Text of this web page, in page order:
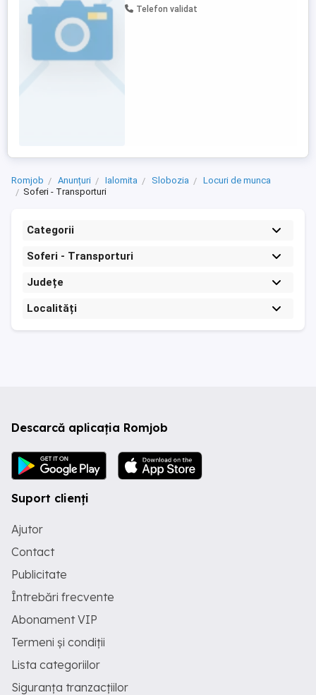
Curse locale Salariu fix + diurnă Mediu de
Telefon validat
Romjob Anunțuri Ialomita Slobozia
Locuri de munca
Soferi - Transporturi
Categorii
Soferi - Transporturi
Județe
Localități
Descarcă aplicația Romjob
Suport clienți
Ajutor
Contact
Publicitate
Întrebări frecvente
Abonament VIP
Termeni și condiții
Lista categoriilor
Siguranța tranzacțiilor